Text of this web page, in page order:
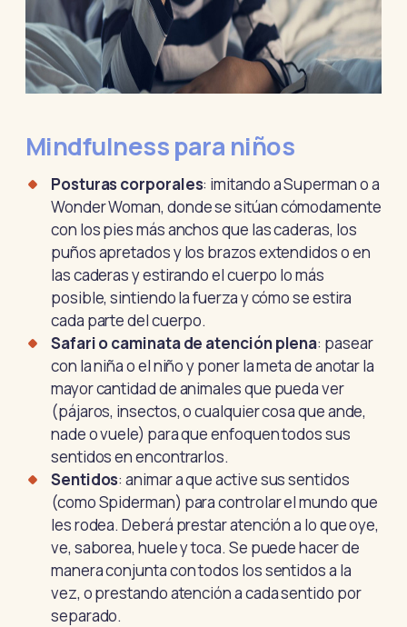
Mindfulness para niños
Posturas corporales: imitando a Superman o a
Wonder Woman, donde se sitúan cómodamente
con los pies más anchos que las caderas, los
puños apretados y los brazos extendidos o en
las caderas y estirando el cuerpo lo más
posible, sintiendo la fuerza y cómo se estira
cada parte del cuerpo.
Safari o caminata de atención plena: pasear
con la niña o el niño y poner la meta de anotar la
mayor cantidad de animales que pueda ver
(pájaros, insectos, o cualquier cosa que ande,
nade o vuele) para que enfoquen todos sus
sentidos en encontrarlos.
Sentidos: animar a que active sus sentidos
(como Spiderman) para controlar el mundo que
les rodea. Deberá prestar atención a lo que oye,
ve, saborea, huele y toca. Se puede hacer de
manera conjunta con todos los sentidos a la
vez, o prestando atención a cada sentido por
separado.